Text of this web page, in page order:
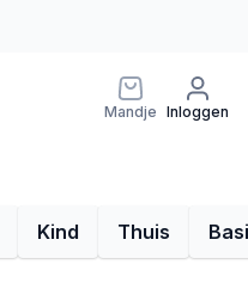
Mandje Inloggen
Kind Thuis